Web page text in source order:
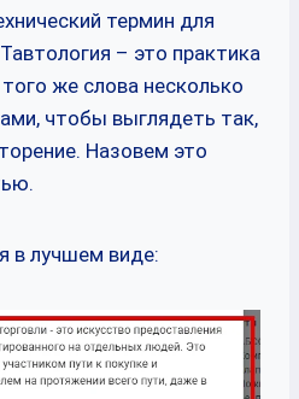
термин для
– это практика
же слова несколько
чтобы выглядеть так,
Назовем это
в лучшем виде: